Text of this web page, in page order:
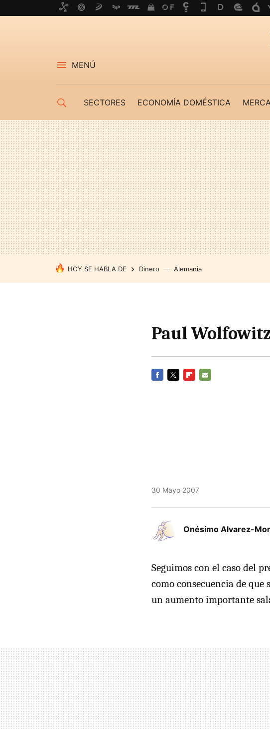
MENÚ
SECTORES ECONOMÍA DOMÉSTICA
HOY SE HABLA DE Dinero Alemania
Paul
30 Mayo 2007
Onésimo Alvarez-
Seguimos con el caso del
como consecuencia de
un aumento importante